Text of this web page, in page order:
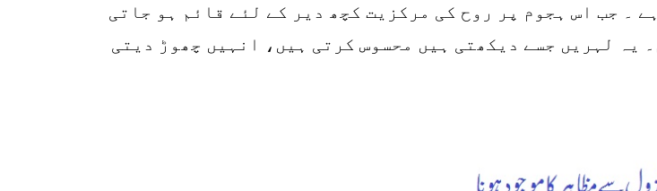
۔ جب اس ہجوم پر روح کی مرکزیت کچھ دیر کے لئے قائم ہو جاتی
یہ لہریں جسے دیکھتی ہیں محسوس کرتی ہیں، انہیں چھوڑ دیتی